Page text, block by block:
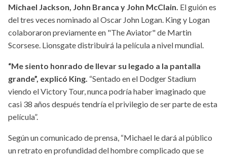
Michael Jackson, John Branca y John McClain. El guión es
del tres veces nominado al Oscar John Logan. King y Logan
colaboraron previamente en "The Aviator" de Martin
Scorsese. Lionsgate distribuirá la película a nivel mundial.
“Me siento honrado de llevar su legado a la pantalla
grande”, explicó King. “Sentado en el Dodger Stadium
viendo el Victory Tour, nunca podría haber imaginado que
casi 38 años después tendría el privilegio de ser parte de esta
película”.
Según un comunicado de prensa, “Michael le dará al público
un retrato en profundidad del hombre complicado que se